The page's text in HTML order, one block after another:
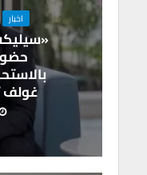
اخبار
غولف